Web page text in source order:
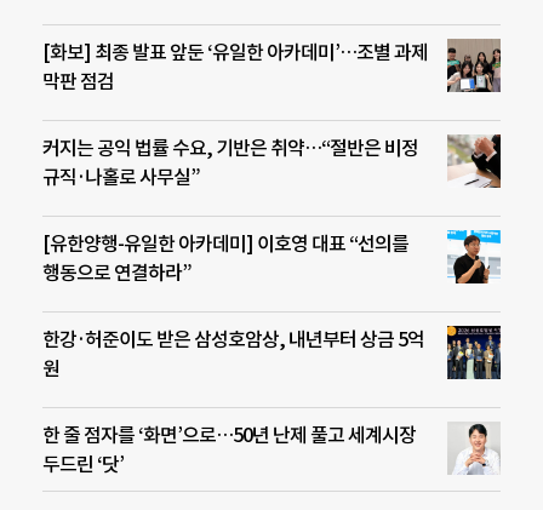
[화보] 최종 발표 앞둔 ‘유일한 아카데미’…조별 과제
막판 점검
커지는 공익 법률 수요, 기반은 취약…“절반은 비정
규직·나홀로 사무실”
[유한양행-유일한 아카데미] 이호영 대표 “선의를
행동으로 연결하라”
한강·허준이도 받은 삼성호암상, 내년부터 상금 5억
원
한 줄 점자를 ‘화면’으로…50년 난제 풀고 세계시장
두드린 ‘닷’